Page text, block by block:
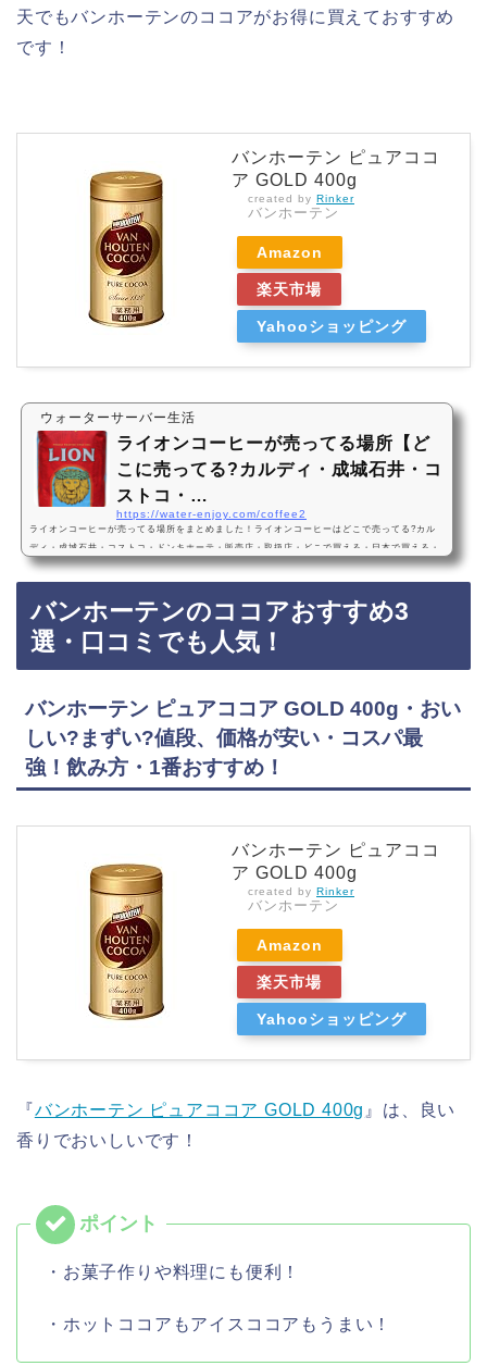
天でもバンホーテンのココアがお得に買えておすすめ
です！
バンホーテン ピュアココ
ア GOLD 400g
created by Rinker
バンホーテン
Amazon
楽天市場
Yahooショッピング
ウォーターサーバー生活
ライオンコーヒーが売ってる場所【ど
こに売ってる?カルディ・成城石井・コ
ストコ・…
https://water-enjoy.com/coffee2
ライオンコーヒーが売ってる場所をまとめました！ライオンコーヒーはどこで売ってる?カル
ディ・成城石井・コストコ・ドンキホーテ・販売店・取扱店・どこで買える・日本で買える・
Amazon・通販・ドリップライオンコーヒーは、カルディ、成城石井、コストコ、ドンキホー
テなどに売っています！店舗によっては売ってない店もあるので、Amazonでもライオンコー
ヒーがお得に買えておすすめです！ライオンコーヒーおすすめ3選・口コミでも人気・2021年
最新(ライオンコーヒー) ポピュラー フレーバーコーヒー 3種セット 各198g×3パック (粉)…
バンホーテンのココアおすすめ3
選・口コミでも人気！
バンホーテン ピュアココア GOLD 400g・おい
しい?まずい?値段、価格が安い・コスパ最
強！飲み方・1番おすすめ！
バンホーテン ピュアココ
ア GOLD 400g
created by Rinker
バンホーテン
Amazon
楽天市場
Yahooショッピング
『バンホーテン ピュアココア GOLD 400g 』は、良い
香りでおいしいです！
・お菓子作りや料理にも便利！
・ホットココアもアイスココアもうまい！